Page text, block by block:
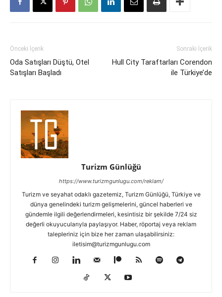
Önceki İçerik
Oda Satışları Düştü, Otel
Satışları Başladı
Sonraki İçerik
Hull City Taraftarları Corendon
ile Türkiye’de
Turizm Günlüğü
https://www.turizmgunlugu.com/reklam/
Turizm ve seyahat odaklı gazetemiz, Turizm Günlüğü, Türkiye ve
dünya genelindeki turizm gelişmelerini, güncel haberleri ve
gündemle ilgili değerlendirmeleri, kesintisiz bir şekilde 7/24 siz
değerli okuyucularıyla paylaşıyor. Haber, röportaj veya reklam
talepleriniz için bize her zaman ulaşabilirsiniz:
iletisim@turizmgunlugu.com